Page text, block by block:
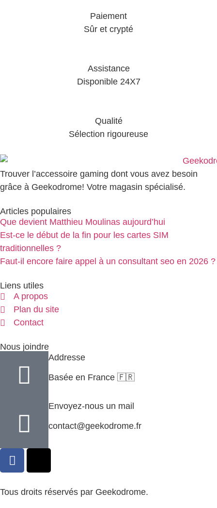
Paiement
Sûr et crypté
Assistance
Disponible 24X7
Qualité
Sélection rigoureuse
Trouver l’accessoire gaming dont vous avez besoin
grâce à Geekodrome! Votre magasin spécialisé.
Articles populaires
Que devient Matthieu Moulinas aujourd’hui
Est-ce le début de la fin pour les cartes SIM
traditionnelles ?
Faut-il encore faire appel à un consultant seo en 2026 ?
Liens utiles
A propos
Plan du site
Contact
Nous joindre
Addresse
Basée en France 🇫🇷
Envoyez-nous un mail
contact@geekodrome.fr
Tous droits réservés par Geekodrome.